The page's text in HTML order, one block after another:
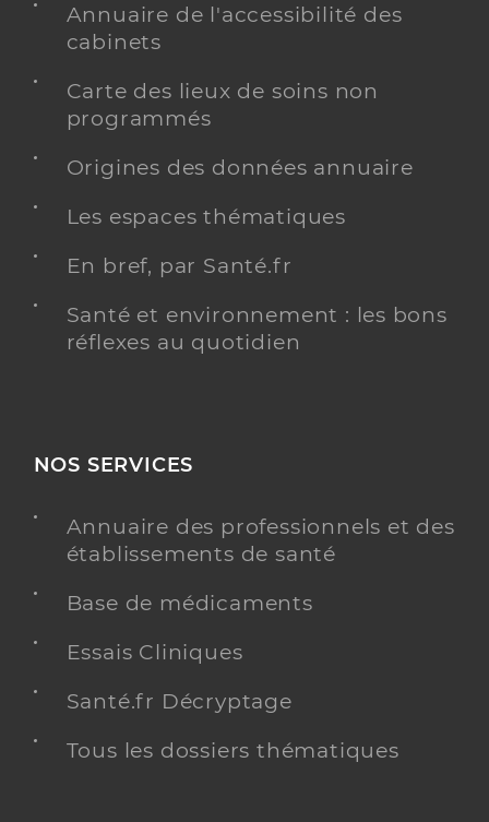
Annuaire de l'accessibilité des
cabinets
Carte des lieux de soins non
programmés
Origines des données annuaire
Les espaces thématiques
En bref, par Santé.fr
Santé et environnement : les bons
réflexes au quotidien
NOS SERVICES
Annuaire des professionnels et des
établissements de santé
Base de médicaments
Essais Cliniques
Santé.fr Décryptage
Tous les dossiers thématiques